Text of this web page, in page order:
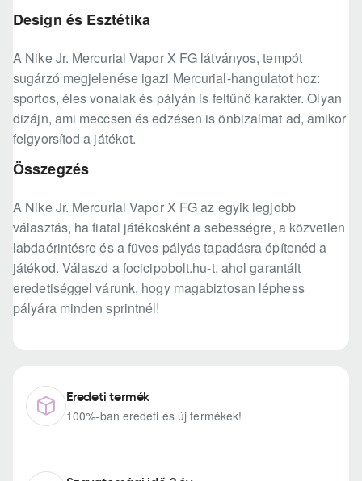
Design és Esztétika
A Nike Jr. Mercurial Vapor X FG látványos, tempót
sugárzó megjelenése igazi Mercurial-hangulatot hoz:
sportos, éles vonalak és pályán is feltűnő karakter. Olyan
dizájn, ami meccsen és edzésen is önbizalmat ad, amikor
felgyorsítod a játékot.
Összegzés
A Nike Jr. Mercurial Vapor X FG az egyik legjobb
választás, ha fiatal játékosként a sebességre, a közvetlen
labdaérintésre és a füves pályás tapadásra építenéd a
játékod. Válaszd a focicipobolt.hu-t, ahol garantált
eredetiséggel várunk, hogy magabiztosan léphess
pályára minden sprintnél!
Eredeti termék
100%-ban eredeti és új termékek!